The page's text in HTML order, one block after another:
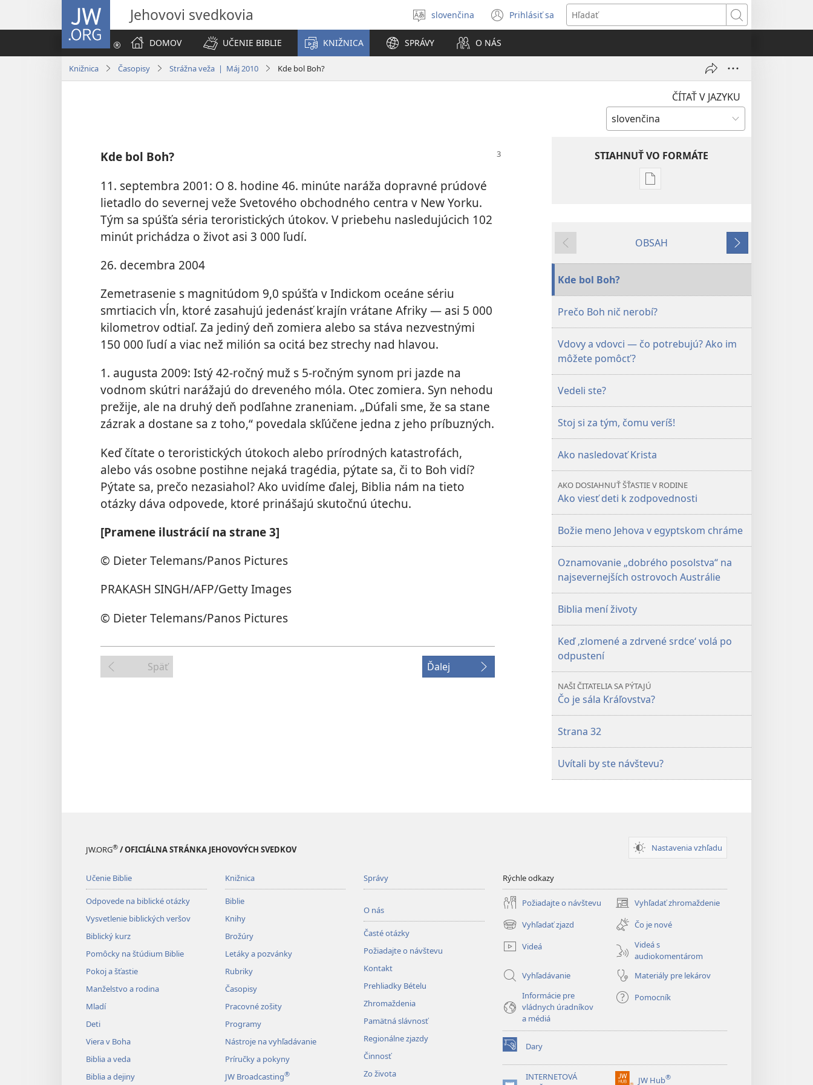
JW.ORG Jehovovi svedkovia
Výber
jazyka
slovenčina Prihlásiť sa
(otvorí
nové
Hľadať
DOMOV
UČENIE BIBLIE KNIŽNICA SPRÁVY O NÁS
Knižnica Časopisy Strážna veža | Máj 2010 Kde bol Boh?
ČÍTAŤ V JAZYKU
Kde bol Boh?
11. septembra 2001: O 8. hodine 46. minúte naráža dopravné prúdové
lietadlo do severnej veže Svetového obchodného centra v New Yorku.
Tým sa spúšťa séria teroristických útokov. V priebehu nasledujúcich 102
minút prichádza o život asi 3 000 ľudí.
26. decembra 2004
Zemetrasenie s magnitúdom 9,0 spúšťa v Indickom oceáne sériu
smrtiacich vĺn, ktoré zasahujú jedenásť krajín vrátane Afriky — asi 5 000
kilometrov odtiaľ. Za jediný deň zomiera alebo sa stáva nezvestnými
150 000 ľudí a viac než milión sa ocitá bez strechy nad hlavou.
1. augusta 2009: Istý 42-ročný muž s 5-ročným synom pri jazde na
vodnom skútri narážajú do dreveného móla. Otec zomiera. Syn nehodu
prežije, ale na druhý deň podľahne zraneniam. „Dúfali sme, že sa stane
zázrak a dostane sa z toho,“ povedala skľúčene jedna z jeho príbuzných.
Keď čítate o teroristických útokoch alebo prírodných katastrofách,
alebo vás osobne postihne nejaká tragédia, pýtate sa, či to Boh vidí?
Pýtate sa, prečo nezasiahol? Ako uvidíme ďalej, Biblia nám na tieto
otázky dáva odpovede, ktoré prinášajú skutočnú útechu.
[Pramene ilustrácií na strane 3]
© Dieter Telemans/​Panos Pictures
PRAKASH SINGH/​AFP/​Getty Images
© Dieter Telemans/​Panos Pictures
Späť Ďalej
STIAHNUŤ VO FORMÁTE
Možnosti
STRÁŽNA
Späť
OBSAH
Ďalej
Kde bol Boh?
Prečo Boh nič nerobí?
Vdovy a vdovci — čo potrebujú? Ako im
môžete pomôcť?
Vedeli ste?
Stoj si za tým, čomu veríš!
Ako nasledovať Krista
AKO DOSIAHNUŤ ŠŤASTIE V RODINE
Ako viesť deti k zodpovednosti
Božie meno Jehova v egyptskom chráme
Oznamovanie „dobrého posolstva“ na
najsevernejších ostrovoch Austrálie
Biblia mení životy
Keď ‚zlomené a zdrvené srdce‘ volá po
odpustení
NAŠI ČITATELIA SA PÝTAJÚ
Čo je sála Kráľovstva?
Strana 32
Uvítali by ste návštevu?
JW.ORG® / OFICIÁLNA STRÁNKA JEHOVOVÝCH SVEDKOV Nastavenia vzhľadu
Učenie Biblie
Odpovede na biblické otázky
Vysvetlenie biblických veršov
Biblický kurz
Pomôcky na štúdium Biblie
Pokoj a šťastie
Manželstvo a rodina
Mladí
Deti
Viera v Boha
Biblia a veda
Biblia a dejiny
Knižnica
Biblie
Knihy
Brožúry
Letáky a pozvánky
Rubriky
Časopisy
Pracovné zošity
Programy
Nástroje na vyhľadávanie
Príručky a pokyny
JW Broadcasting®
Správy
O nás
Časté otázky
Požiadajte o návštevu
Kontakt
Prehliadky Bételu
Zhromaždenia
Pamätná slávnosť
Regionálne zjazdy
Činnosť
Zo života
Rýchle odkazy
Požiadajte o návštevu Vyhľadať zhromaždenie
(otvorí
nové
okno)
Vyhľadať zjazd
(otvorí
nové
okno)
Čo je nové
Videá
Videá s
audiokomentárom
Vyhľadávanie
Materiály pre lekárov
Informácie pre
vládnych úradníkov
a médiá
Pomocník
Dary
(otvorí
nové
INTERNETOVÁ
JW Hub®